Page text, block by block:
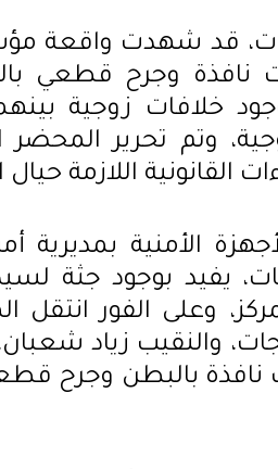
قد شهدت واقعة
وجرح قطعي
خلافات زوجية
وتم تحرير المحضر
القانونية اللازمة حيال
الأمنية بمديرية
يفيد بوجود جثة
وعلى الفور انتقل
والنقيب زياد
نافذة بالبطن وجرح